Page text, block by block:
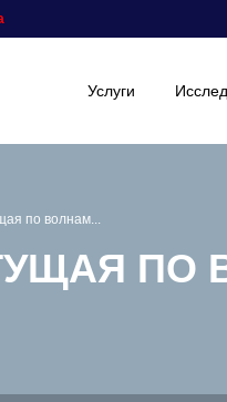
Услуги
по волнам...
ПО